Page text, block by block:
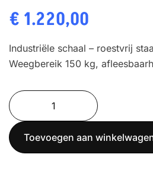
€ 1.220,00
Industriële schaal – roestvrij
Weegbereik 150 kg,
Roestvrijstalen
plateauweegschaal
KERN
SFB
Toevoegen aan